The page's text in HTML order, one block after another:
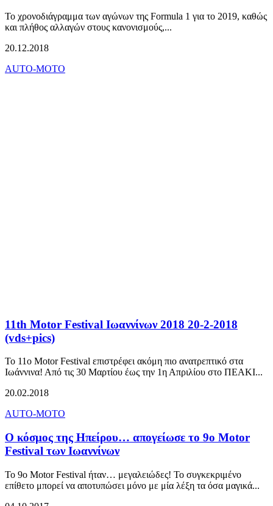
Το χρονοδιάγραμμα των αγώνων της Formula 1 για το 2019, καθώς
και πλήθος αλλαγών στους κανονισμούς,...
20.12.2018
AUTO-MOTO
11th Motor Festival Ιωαννίνων 2018 20-2-2018
(vds+pics)
To 11o Motor Festival επιστρέφει ακόμη πιο ανατρεπτικό στα
Ιωάννινα! Από τις 30 Μαρτίου έως την 1η Απριλίου στο ΠΕΑΚΙ...
20.02.2018
AUTO-MOTO
Ο κόσμος της Ηπείρου… απογείωσε το 9ο Motor
Festival των Ιωαννίνων
Το 9o Motor Festival ήταν… μεγαλειώδες! Το συγκεκριμένο
επίθετο μπορεί να αποτυπώσει μόνο με μία λέξη τα όσα μαγικά...